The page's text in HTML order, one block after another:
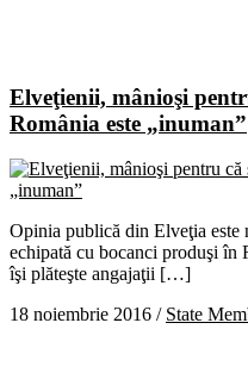
Elveţienii, mânioşi
România este „inuman”
Opinia publică din Elveţia este
echipată cu bocanci produşi în
îşi plăteşte angajaţii […]
18 noiembrie 2016 / State